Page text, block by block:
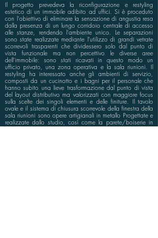
Il progetto prevedeva la riconfigurazione e restyling
estetico di un immobile adibito ad uffici. Si è proceduto
con l'obiettivo di eliminare la sensazione di angustia resa
dalla presenza di un lungo corridoio centrale di accesso
alle stanze, rendendo l'ambiente unico. Le separazioni
sono state realizzate mediante l'utilizzo di grandi vetrate
scorrevoli trasparenti che dividessero solo dal punto di
vista funzionale ma non percettivo le diverse aree
dell'immobile: sono stati ricavati in questo modo un
ufficio privato, una zona operativa e la sala riunioni. Il
restyling ha interessato anche gli ambienti di servizio,
composti da un cucinotto e i bagni per il personale che
hanno subito una lieve trasformazione dal punto di vista
del layout distributivo ma valorizzati con maggiore focus
sulla scelte dei singoli elementi e delle finiture. Il tavolo
ovale e il sistema di chiusura scorrevole della finestra della
sala riunioni sono opere artigianali in metallo Progettate e
realizzate dallo studio, così come la parete/boiserie in
metallo dall’intenso colore blu, che caratterizza con